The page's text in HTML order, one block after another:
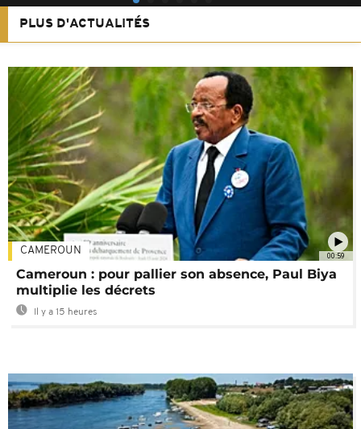
PLUS D'ACTUALITÉS
00:59
CAMEROUN
Cameroun : pour pallier son absence, Paul Biya
multiplie les décrets
Il y a 15 heures